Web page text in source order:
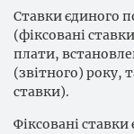
Ставки єдиного
(фіксовані
плати,
(звітного) року,
ставки).
Фіксовані